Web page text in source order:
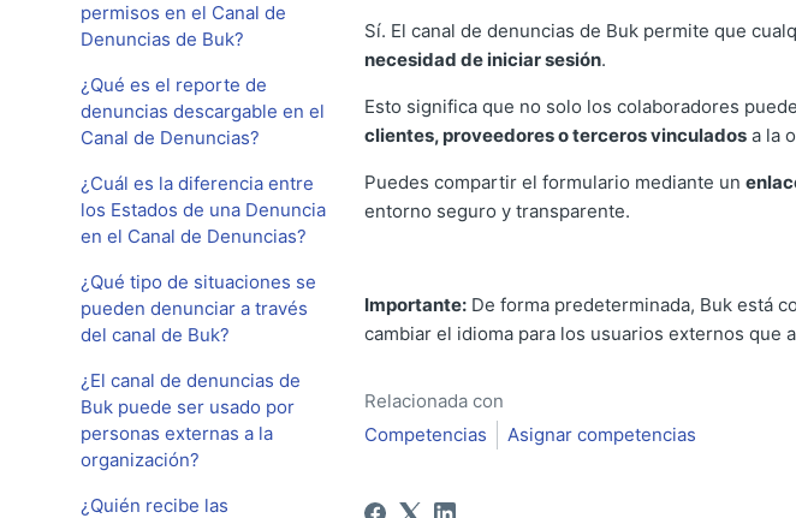
permisos en el Canal de
Denuncias de Buk?
¿Qué es el reporte de
denuncias descargable en el
Canal de Denuncias?
¿Cuál es la diferencia entre
los Estados de una Denuncia
en el Canal de Denuncias?
¿Qué tipo de situaciones se
pueden denunciar a través
del canal de Buk?
¿El canal de denuncias de
Buk puede ser usado por
personas externas a la
organización?
¿Quién recibe las
Sí. El canal de denuncias de Buk permite que
necesidad de iniciar sesión.
Esto significa que no solo los colaboradores
clientes, proveedores o terceros vinculadosa la
Puedes compartir el formulario mediante un
entorno seguro y transparente.
Importante:De forma predeterminada, Buk está
cambiar el idioma para los usuarios externos que
Relacionada con
Competencias
Asignar competencias